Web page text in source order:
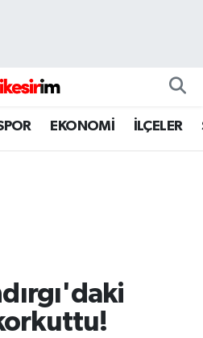
EKONOMİ İLÇELER